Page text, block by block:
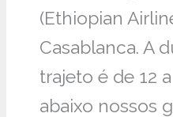
(Ethiopian
Casablanca. A
trajeto é de 12
abaixo nossos